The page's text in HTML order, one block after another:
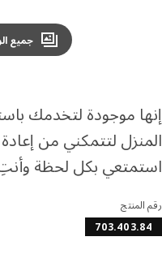
جميع
إنها موجودة لتخدمك
المنزل لتتمكني من
استمتعي بكل لحظة وأنتِ
رقم المنتج
703.403.84